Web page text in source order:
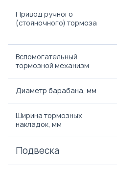
Привод ручного
(стояночного) тормоза
Вспомогательный
тормозной механизм
Диаметр барабана, мм
Ширина тормозных
накладок, мм
Подвеска